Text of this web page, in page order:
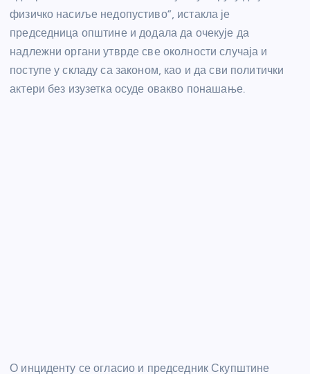
физичко насиље недопустиво”, истакла је
председница општине и додала да очекује да
надлежни органи утврде све околности случаја и
поступе у складу са законом, као и да сви политички
актери без изузетка осуде овакво понашање.
О инциденту се огласио и председник Скупштине